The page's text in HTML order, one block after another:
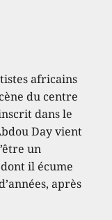
africains
du centre
dans le
Day vient
un
il écume
après